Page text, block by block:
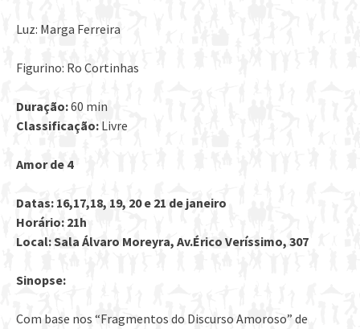
Luz: Marga Ferreira
Figurino: Ro Cortinhas
Duração:60 min
Classificação: Livre
Amor de 4
Datas: 16,17,18, 19, 20 e 21 de janeiro
Horário: 21h
Local: Sala Álvaro Moreyra, Av.Érico Veríssimo, 307
Sinopse:
Com base nos “Fragmentos do Discurso Amoroso” de